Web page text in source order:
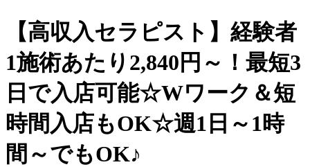
【高収入セラピスト】経験者
1施術あたり2,840円～！最短3
日で入店可能☆Wワーク＆短
時間入店もOK☆週1日～1時
間～でもOK♪